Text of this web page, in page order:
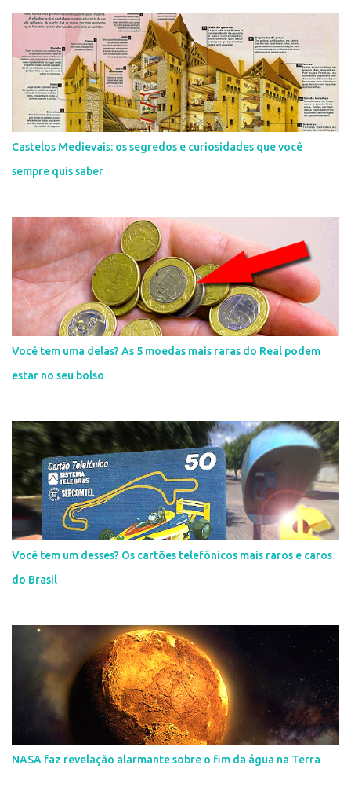
Castelos Medievais: os segredos e curiosidades que você
sempre quis saber
Você tem uma delas? As 5 moedas mais raras do Real podem
estar no seu bolso
Você tem um desses? Os cartões telefônicos mais raros e caros
do Brasil
NASA faz revelação alarmante sobre o fim da água na Terra